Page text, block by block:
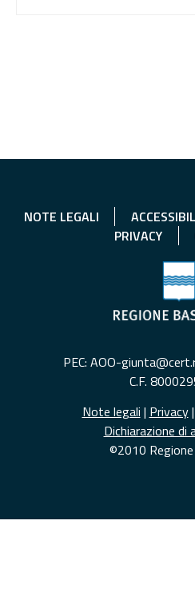
NOTE LEGALI
PRIVACY
PEC: AOO-
C.F.
Note legali | Privacy|
Dichiarazione di
©2010